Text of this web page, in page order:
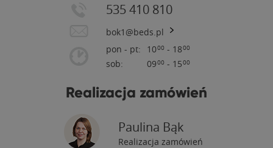
535 410 810
bok1@beds.pl
pon - pt:
sob:
1000 - 1800
0900 - 1500
Realizacja zamówień
Paulina Bąk
Realizacja zamówień